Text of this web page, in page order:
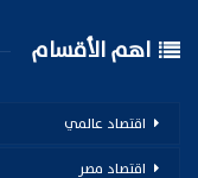
اهم الأقسام
اقتصاد عالمي
اقتصاد مصر